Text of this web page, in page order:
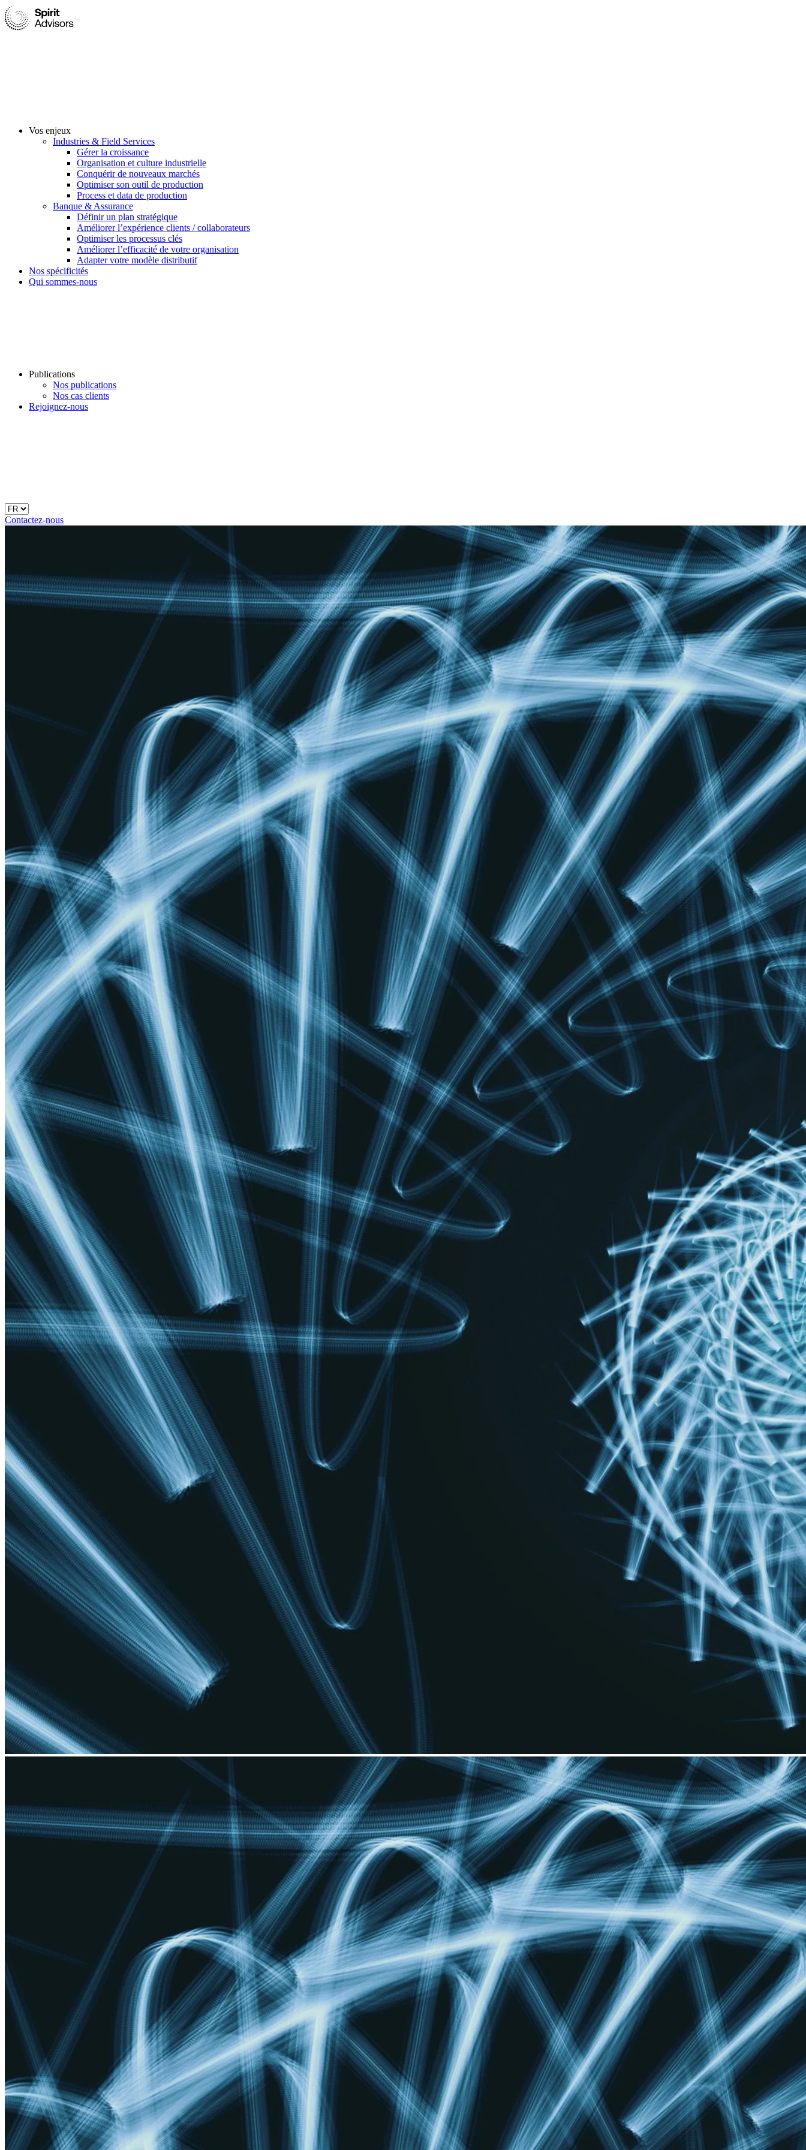
Vos enjeux
Industries & Field Services
Gérer la croissance
Organisation et culture industrielle
Conquérir de nouveaux marchés
Optimiser son outil de production
Process et data de production
Banque & Assurance
Définir un plan stratégique
Améliorer l’expérience clients / collaborateurs
Optimiser les processus clés
Améliorer l’efficacité de votre organisation
Adapter votre modèle distributif
Nos spécificités
Qui sommes-nous
Publications
Nos publications
Nos cas clients
Rejoignez-nous
Contactez-nous